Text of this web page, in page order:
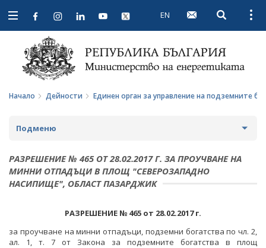
Open
navigation
EN Open
Начало Дейности Единен орган за управление на подземните
Подменю
СТРАТЕГИИ И ПОЛИТИКИ
СТАТИСТИКА И АНАЛИЗИ
РАЗРЕШЕНИЕ № 465 ОТ 28.02.2017 Г. ЗА ПРОУЧВАНЕ НА
МИННИ ОТПАДЪЦИ В ПЛОЩ "СЕВЕРОЗАПАДНО
НАСИПИЩЕ", ОБЛАСТ ПАЗАРДЖИК
РАЗРЕШЕНИЕ № 465 от 28.02.2017г.
за проучване на минни отпадъци, подземни богатства по чл. 2,
ал. 1, т. 7 от Закона за подземните богатства в площ